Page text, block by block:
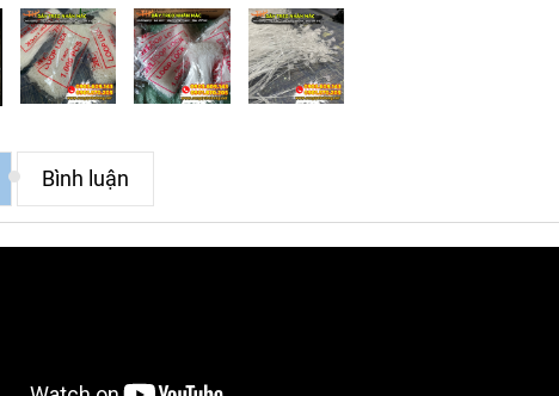
Bình luận